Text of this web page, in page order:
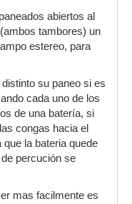
abiertos al
tambores) un
estereo, para
su paneo si es
cada uno de los
de una batería, si
congas hacia el
que la bateria quede
percución se
mas facilmente es